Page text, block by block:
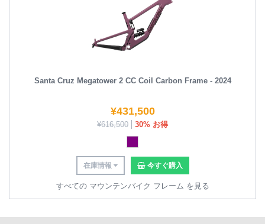
Santa Cruz Megatower 2 CC Coil Carbon Frame - 2024
¥431,500
¥616,500 30% お得
在庫情報 今すぐ購入
すべての マウンテンバイク フレーム を見る